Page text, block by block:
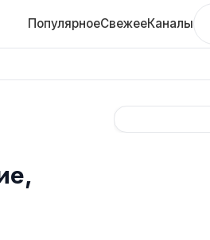
ПопулярноеСвежееКаналы